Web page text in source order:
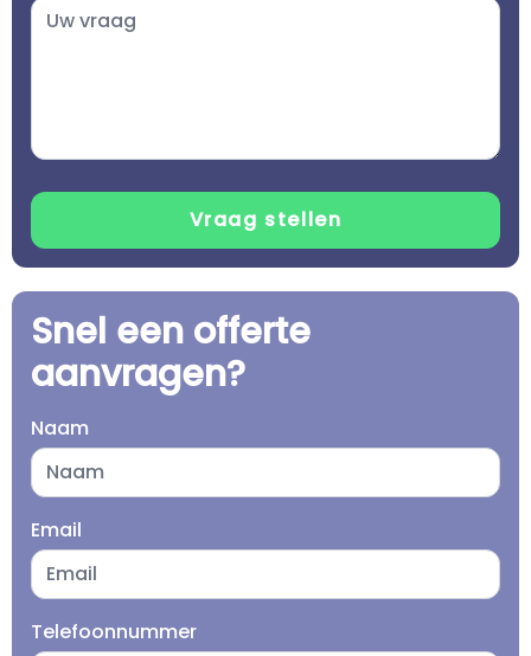
Snel een offerte
aanvragen?
Naam
Email
Telefoonnummer